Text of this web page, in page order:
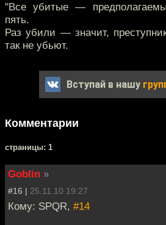
"Все убитые —
пять.
Раз убили — значит,
так не убьют.
Вступай в нашу
Комментарии
cтраницы: 1
Goblin »
#16 | 25.11.10 19:27
Кому: SPQR, #14